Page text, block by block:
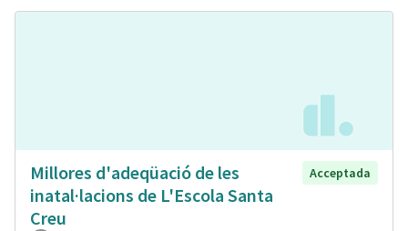
Millores d'adeqüació de les
inatal·lacions de L'Escola Santa
Creu
Acceptada